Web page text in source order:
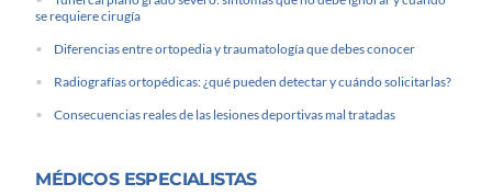
se requiere cirugía
Diferencias entre ortopedia y traumatología que debes conocer
Radiografías ortopédicas: ¿qué pueden detectar y cuándo solicitarlas?
Consecuencias reales de las lesiones deportivas mal tratadas
MÉDICOS ESPECIALISTAS